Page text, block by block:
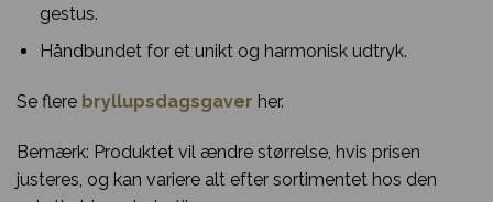
gestus.
Håndbundet for et unikt og harmonisk udtryk.
Se flere bryllupsdagsgaver her.
Bemærk: Produktet vil ændre størrelse, hvis prisen
justeres, og kan variere alt efter sortimentet hos den
bestilling inden deadline
Levering kun 79,-Levering i hele
Danmark
Brug for hjælp?
85 80 12